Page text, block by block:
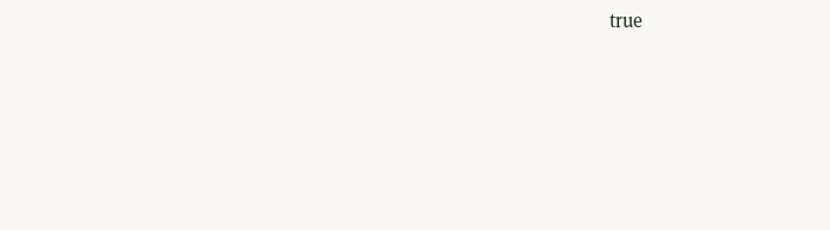
true